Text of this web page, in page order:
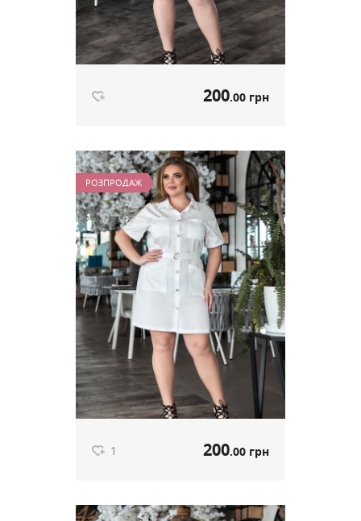
200.00 грн
Сукня з пояском червоний
артикул 545
Ціна 200.00 грн
РОЗПРОДАЖ
1 200.00 грн
Сукня з пояском білий артикул